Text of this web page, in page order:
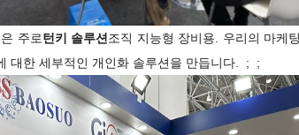
주로턴키 솔루션 조직 지능형 장비용. 우리의 마케
대한 세부적인 개인화 솔루션을 만듭니다. ; ;